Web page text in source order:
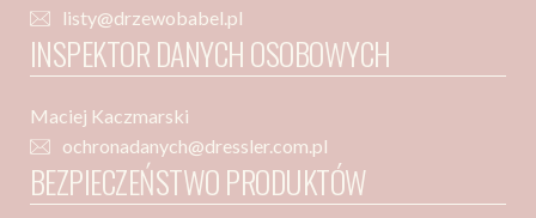
listy@drzewobabel.pl
INSPEKTOR DANYCH OSOBOWYCH
Maciej Kaczmarski
ochronadanych@dressler.com.pl
BEZPIECZEŃSTWO PRODUKTÓW